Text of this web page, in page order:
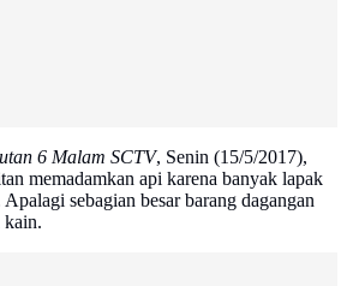
6 Malam SCTV, Senin (15/5/2017),
memadamkan api karena banyak lapak
sebagian besar barang dagangan
kain.